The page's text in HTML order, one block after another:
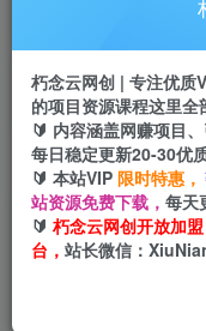
会员专属推广链
四导航 导航
首页 创业课程 会员专
（7248期）两周
玩法，升级版首发
朽念云网创 | 专注优质
的项目资源课程这里全
🔰 内容涵盖网赚项目
每日稳定更新20-30优
🔰 本站VIP 限时特惠，
站资源免费下载， 每天
🔰 朽念云网创开放加
台， 站长微信：